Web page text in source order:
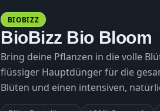
BIOBIZZ
BioBizz Bio Bloom
Bring deine Pflanzen in die volle
flüssiger Hauptdünger für die
Blüten und einen intensiven,